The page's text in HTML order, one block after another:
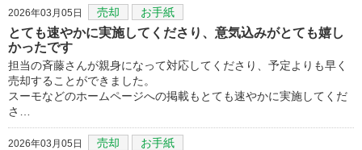
2026年03月05日 売却 お手紙
とても速やかに実施してくださり、意気込みがとても嬉し
かったです
担当の斉藤さんが親身になって対応してくださり、予定よりも早く
売却することができました。
スーモなどのホームページへの掲載もとても速やかに実施してくだ
さ…
2026年03月05日 売却 お手紙